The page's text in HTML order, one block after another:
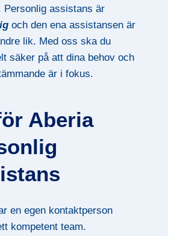
Personlig assistans är
och den ena assistansen är
lik. Med oss ska du
säker på att dina behov och
är i fokus.
Aberia
en egen kontaktperson
kompetent team.